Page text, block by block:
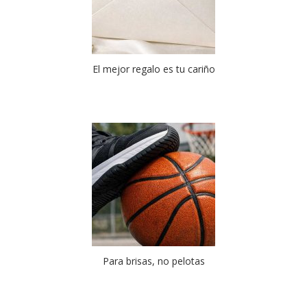
El mejor regalo es tu cariño
Para brisas, no pelotas